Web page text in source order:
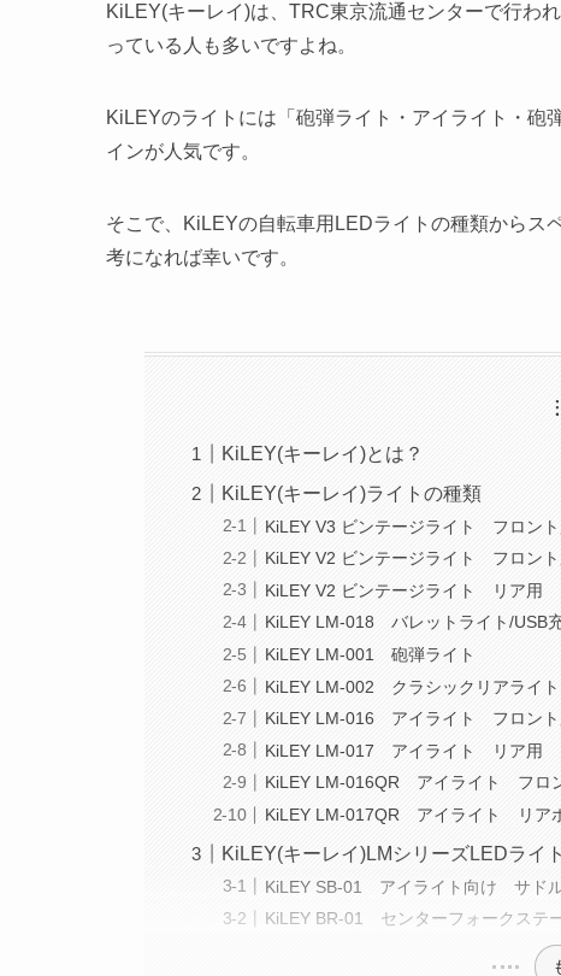
KiLEY(キーレイ)は、TRC東京流通センターで行わ
っている人も多いですよね。
KiLEYのライトには「砲弾ライト・アイライト・砲
インが人気です。
そこで、KiLEYの自転車用LEDライトの種類からス
考になれば幸いです。
KiLEY(キーレイ)とは？
KiLEY(キーレイ)ライトの種類
KiLEY V3 ビンテージライト フロン
KiLEY V2 ビンテージライト フロント
KiLEY V2 ビンテージライト リア用
KiLEY LM-018 バレットライト/USB
KiLEY LM-001 砲弾ライト
KiLEY LM-002 クラシックリアライト
KiLEY LM-016 アイライト フロント
KiLEY LM-017 アイライト リア用
KiLEY LM-016QR アイライト フロ
KiLEY LM-017QR アイライト リア
KiLEY(キーレイ)LMシリーズLEDライ
KiLEY SB-01 アイライト向け サド
KiLEY BR-01 センターフォークステ